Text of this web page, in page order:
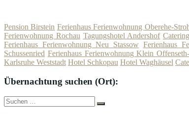
Pension Birstein Ferienhaus Ferienwohnung Oberehe-
Ferienwohnung Rochau Tagungshotel Andershof
Ferienhaus Ferienwohnung Neu Stassow Ferienhaus
Schussenried Ferienhaus Ferienwohnung Klein
Karlsruhe Weststadt Hotel Schkopau Hotel Waghäusel
Übernachtung suchen (Ort):
Suche
nach:
Suchen